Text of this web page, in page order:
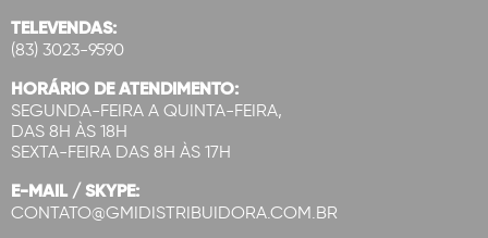
TELEVENDAS:
(83) 3023-9590
HORÁRIO DE ATENDIMENTO:
SEGUNDA-FEIRA A QUINTA-FEIRA,
DAS 8H ÀS 18H
SEXTA-FEIRA DAS 8H ÀS 17H
E-MAIL / SKYPE:
CONTATO@GMIDISTRIBUIDORA.COM.BR